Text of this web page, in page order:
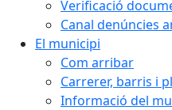
Verificació
Canal denúncies
El municipi
Com arribar
Carrerer, barris i
Informació del